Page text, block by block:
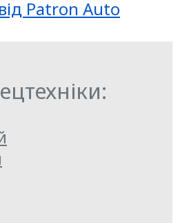
Patron Auto